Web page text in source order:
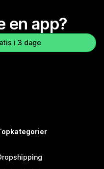
en app?
i 3 dage